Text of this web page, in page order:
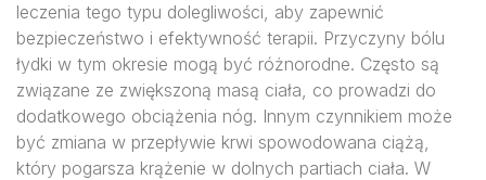
leczenia tego typu dolegliwości, aby zapewnić
bezpieczeństwo i efektywność terapii. Przyczyny bólu
łydki w tym okresie mogą być różnorodne. Często są
związane ze zwiększoną masą ciała, co prowadzi do
dodatkowego obciążenia nóg. Innym czynnikiem może
być zmiana w przepływie krwi spowodowana ciążą,
który pogarsza krążenie w dolnych partiach ciała. W